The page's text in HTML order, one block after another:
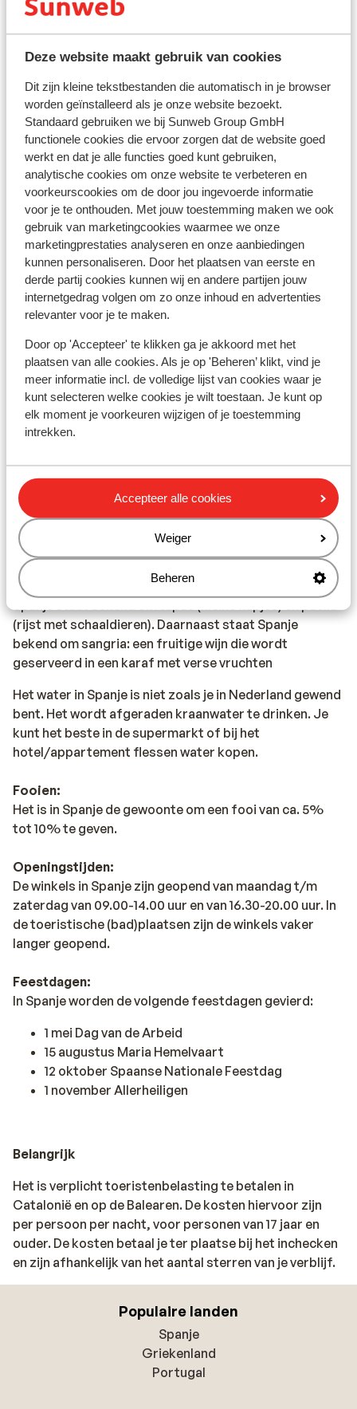
Deze website maakt gebruik van cookies
Dit zijn kleine tekstbestanden die automatisch in je browser
worden geïnstalleerd als je onze website bezoekt.
Standaard gebruiken we bij Sunweb Group GmbH
functionele cookies die ervoor zorgen dat de website goed
werkt en dat je alle functies goed kunt gebruiken,
analytische cookies om onze website te verbeteren en
voorkeurscookies om de door jou ingevoerde informatie
voor je te onthouden. Met jouw toestemming maken we ook
gebruik van marketingcookies waarmee we onze
marketingprestaties analyseren en onze aanbiedingen
kunnen personaliseren. Door het plaatsen van eerste en
derde partij cookies kunnen wij en andere partijen jouw
internetgedrag volgen om zo onze inhoud en advertenties
relevanter voor je te maken.
Door op 'Accepteer' te klikken ga je akkoord met het
plaatsen van alle cookies. Als je op 'Beheren’ klikt, vind je
meer informatie incl. de volledige lijst van cookies waar je
kunt selecteren welke cookies je wilt toestaan. Je kunt op
elk moment je voorkeuren wijzigen of je toestemming
intrekken.
Accepteer alle cookies
Weiger
Beheren
stopcontact is soms wel anders van vorm. In dat geval
kun je een tussenstekker in de supermarkt kopen.
Je dient in het bezit te zijn van een geldig paspoort of
een geldig identiteitsbewijs.
Heb je niet de Nederlandse nationaliteit, dan is het
belangrijk om na te vragen of er andere regels van
toepassing zijn. Dit vraag je na bij de ambassade van
het land waar je heen wilt en de landen waar je doorheen
reist.
Let op!
VoorSpanjegeldt:
In iedere reservering dient er minimaal 1 persoon 18 jaar
of ouder te zijn.
Het reizen met de juiste documenten is jouw eigen
verantwoordelijkheid. Sunweb kan hiervoor niet
aansprakelijk worden gesteld.
Vaccinatie:
Voor actuele informatie betreffende vaccinaties en
de site van LCR: https://www.lcr.nl/.
Alarmnummer:
Het alarmnummer in Spanje voor de politie, ambulance
en brandweer is 112.
Eten & drinken:
(rijst met schaaldieren). Daarnaast staat Spanje
bekend om sangria: een fruitige wijn die wordt
geserveerd in een karaf met verse vruchten
Het water in Spanje is niet zoals je in Nederland gewend
bent. Het wordt afgeraden kraanwater te drinken. Je
kunt het beste in de supermarkt of bij het
hotel/appartement flessen water kopen.
Fooien:
Het is in Spanje de gewoonte om een fooi van ca. 5%
tot 10% te geven.
Openingstijden:
De winkels in Spanje zijn geopend van maandag t/m
zaterdag van 09.00-14.00 uur en van 16.30-20.00 uur. In
de toeristische (bad)plaatsen zijn de winkels vaker
langer geopend.
Feestdagen:
In Spanje worden de volgende feestdagen gevierd:
1 mei Dag van de Arbeid
15 augustus Maria Hemelvaart
12 oktober Spaanse Nationale Feestdag
1 november Allerheiligen
Belangrijk
Het is verplicht toeristenbelasting te betalen in
Catalonië en op de Balearen. De kosten hiervoor zijn
per persoon per nacht, voor personen van 17 jaar en
ouder. De kosten betaal je ter plaatse bij het inchecken
en zijn afhankelijk van het aantal sterren van je verblijf.
Populaire landen
Spanje
Griekenland
Portugal